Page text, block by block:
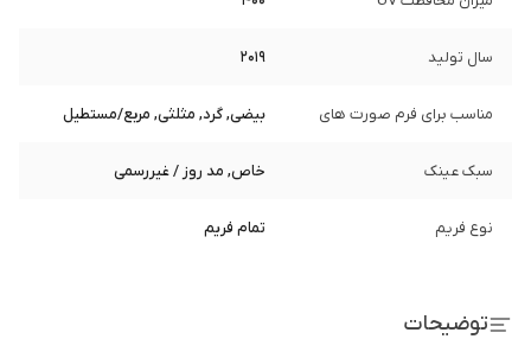
سال تولید 2019
مناسب برای فرم صورت های بیضی, گرد, مثلثی, مربع/مستطیل
سبک عینک خاص, مد روز / غیررسمی
نوع فریم تمام فریم
توضیحات